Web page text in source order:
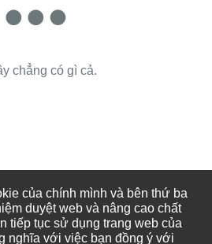
chẳng có gì cả.
của chính mình và bên thứ ba
duyệt web và nâng cao chất
tiếp tục sử dụng trang web của
nghĩa với việc bạn đồng ý với